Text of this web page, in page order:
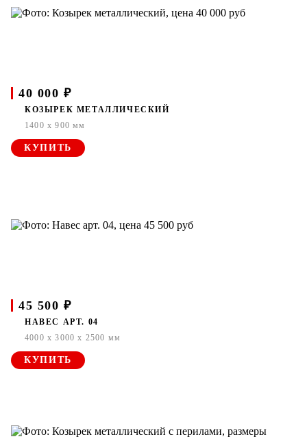
40 000 ₽
КОЗЫРЕК МЕТАЛЛИЧЕСКИЙ
1400 x 900 мм
КУПИТЬ
45 500 ₽
НАВЕС АРТ. 04
4000 x 3000 x 2500 мм
КУПИТЬ